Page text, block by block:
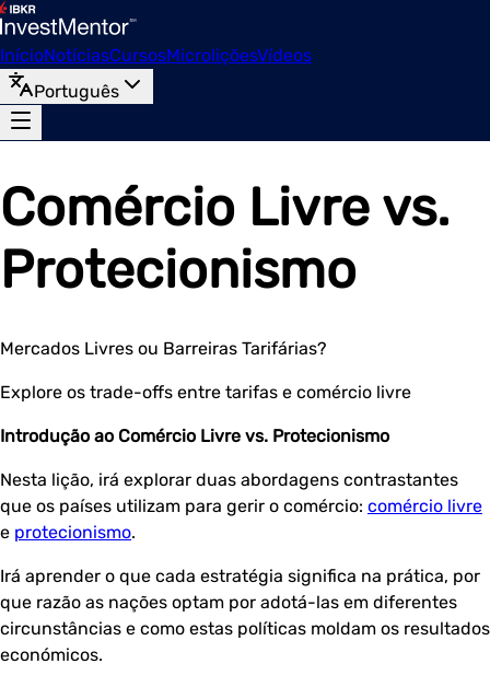
InícioNotíciasCursosMicroliçõesVídeos
Português
Comércio Livre vs.
Protecionismo
Mercados Livres ou Barreiras Tarifárias?
Explore os trade-offs entre tarifas e comércio livre
Introdução ao Comércio Livre vs. Protecionismo
Nesta lição, irá explorar duas abordagens contrastantes
que os países utilizam para gerir o comércio: comércio livre
e protecionismo.
Irá aprender o que cada estratégia significa na prática, por
que razão as nações optam por adotá-las em diferentes
circunstâncias e como estas políticas moldam os resultados
económicos.